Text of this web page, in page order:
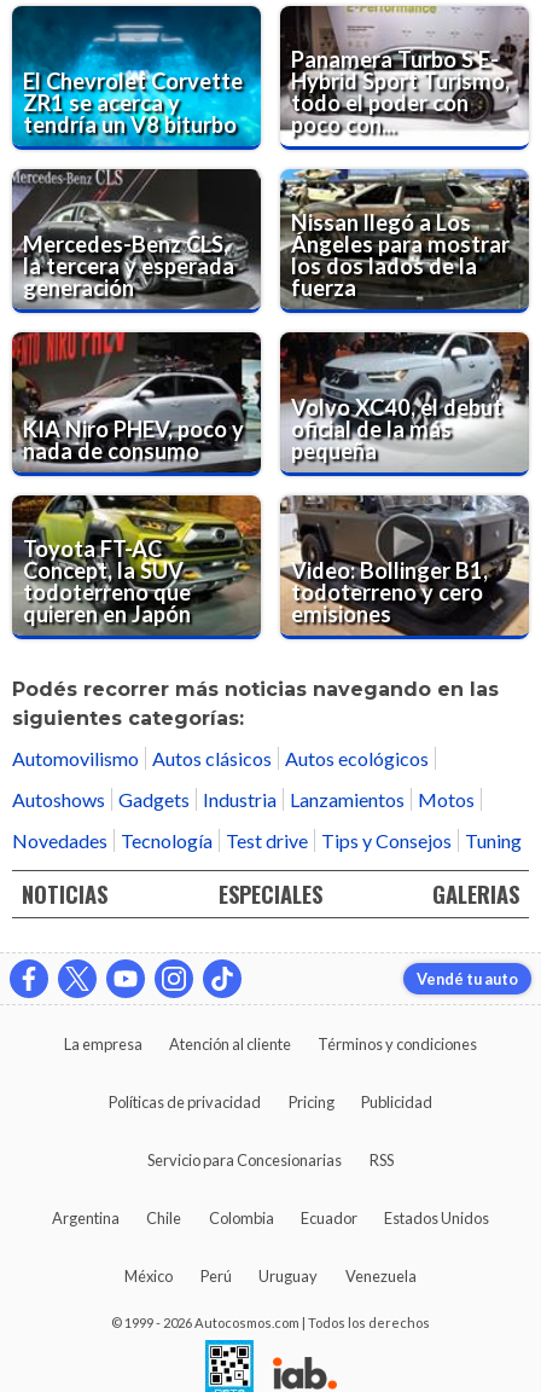
El Chevrolet Corvette
ZR1 se acerca y
tendría un V8 biturbo
Panamera Turbo S E-
Hybrid Sport Turismo,
todo el poder con
poco con...
Mercedes-Benz CLS,
la tercera y esperada
generación
Nissan llegó a Los
Ángeles para mostrar
los dos lados de la
fuerza
KIA Niro PHEV, poco y
nada de consumo
Volvo XC40, el debut
oficial de la más
pequeña
Toyota FT-AC
Concept, la SUV
todoterreno que
quieren en Japón
Video: Bollinger B1,
todoterreno y cero
emisiones
Podés recorrer más noticias navegando en las
siguientes categorías:
Automovilismo Autos clásicos
Autos ecológicos
Autoshows
Gadgets Industria Lanzamientos
Motos
Novedades
Tecnología Test drive Tips y Consejos Tuning
NOTICIAS ESPECIALES GALERIAS
Vendé tu auto
La empresa Atención al cliente Términos y condiciones
Políticas de privacidad Pricing Publicidad
Servicio para Concesionarias RSS
Argentina Chile Colombia Ecuador Estados Unidos
México Perú Uruguay Venezuela
© 1999 - 2026 Autocosmos.com | Todos los derechos